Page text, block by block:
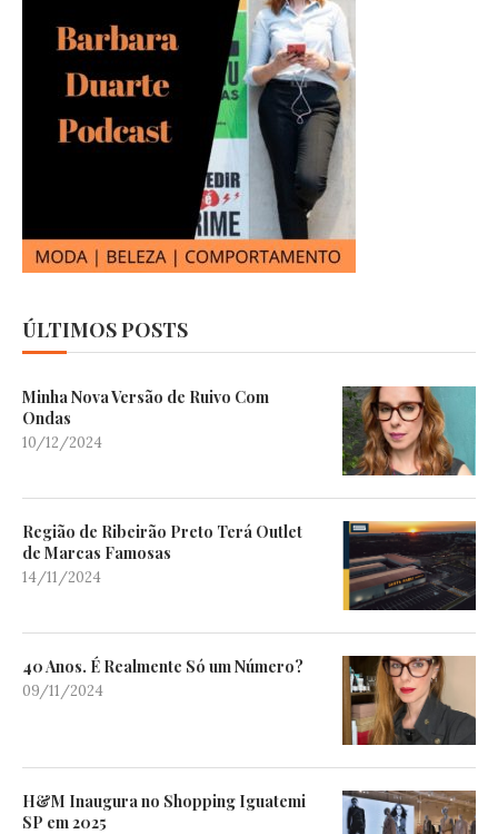
ÚLTIMOS POSTS
Minha Nova Versão de Ruivo Com
Ondas
10/12/2024
Região de Ribeirão Preto Terá Outlet
de Marcas Famosas
14/11/2024
40 Anos. É Realmente Só um Número?
09/11/2024
H&M Inaugura no Shopping Iguatemi
SP em 2025